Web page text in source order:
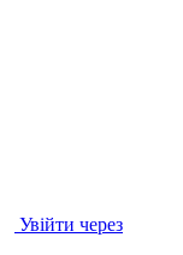
Увійти через